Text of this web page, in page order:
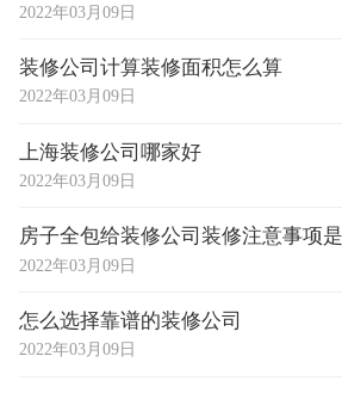
2022年03月09日
装修公司计算装修面积怎么算
2022年03月09日
上海装修公司哪家好
2022年03月09日
房子全包给装修公司装修注意事项
2022年03月09日
怎么选择靠谱的装修公司
2022年03月09日